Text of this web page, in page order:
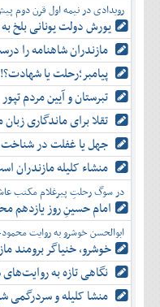
رویدادی در نیمه اول قرن دوم
یورش دولت یونانی بلخ
مازندران شاهنامه را
پیامبر؛رحلت یا شهادت؟!
تبرستان و آیین مردم تپور
تقلا برای ماندگاری زبان
جهل یا غفلت در شناخت
منشاء کلیله مازندران
در سوگ رحلتِ پیرغلام مکتب
امام حسینِ روز یازدهم
ابوالحسن خوشرو به روایت
خوشرو، خنياگر برومند
نگاهی تازه به روایت‌های
منشا کلیله و سردرگمی